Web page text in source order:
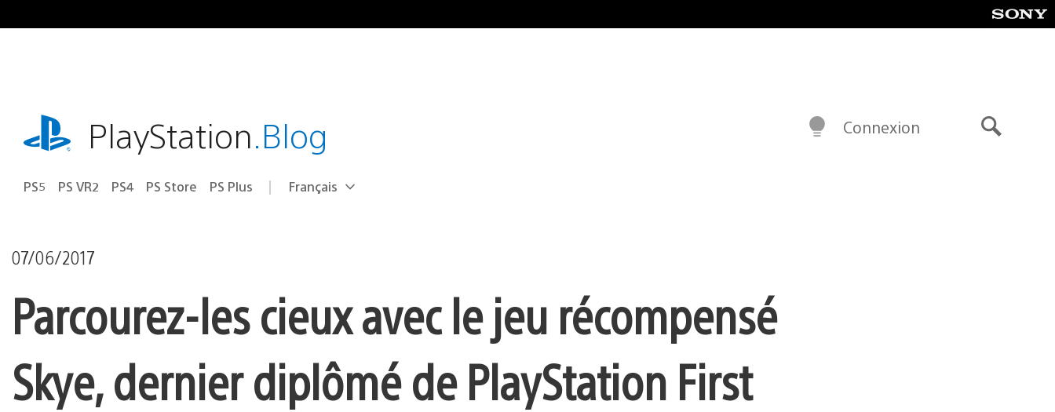
au
playstation.comPlayStation.Blog
PS5 PS VR2 PS4 PS Store PS Plus Choisir
Région
Français
Connexion
07/06/2017
Parcourez-les cieux avec le jeu récompensé
Skye, dernier diplômé de PlayStation First